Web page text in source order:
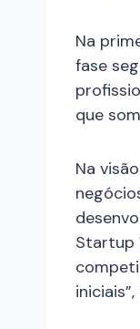
Na
fase
que
Na
Startup